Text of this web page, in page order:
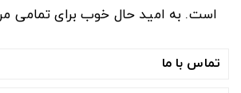
است. به امید حال خوب برای تمامی
تماس با ما